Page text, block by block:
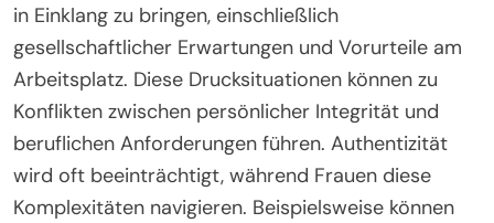
in Einklang zu bringen, einschließlich
gesellschaftlicher Erwartungen und Vorurteile am
Arbeitsplatz. Diese Drucksituationen können zu
Konflikten zwischen persönlicher Integrität und
beruflichen Anforderungen führen. Authentizität
wird oft beeinträchtigt, während Frauen diese
Komplexitäten navigieren. Beispielsweise können